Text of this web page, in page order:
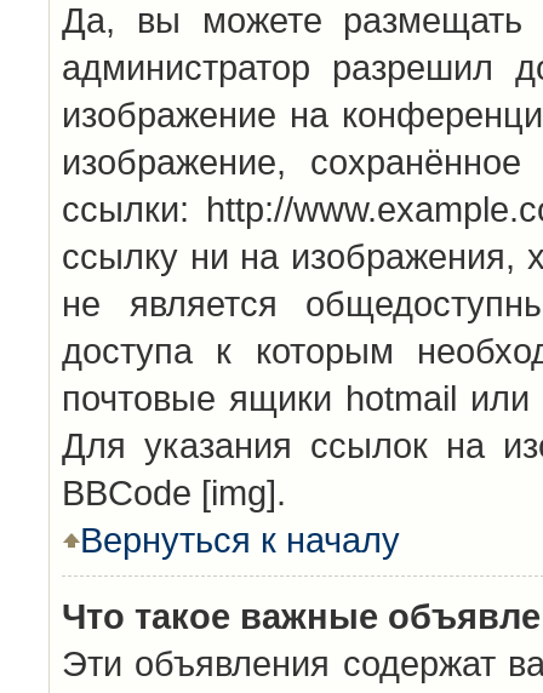
Да, вы можете размещать
администратор разрешил
изображение на
изображение,
ссылки: http://
ссылку ни на
не является
доступа к которым
почтовые ящики hotmail
Для указания ссылок на
BBCode [img].
Вернуться к началу
Что такое важные
Эти объявления содержат